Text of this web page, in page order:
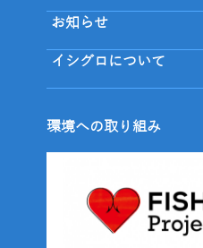
お知らせ
イシグロについて
環境への取り組み